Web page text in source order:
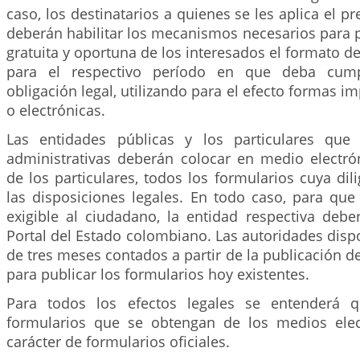
caso, los destinatarios a quienes se les aplica el
deberán habilitar los mecanismos necesarios para
gratuita y oportuna de los interesados el formato
para el respectivo período en que deba
obligación legal, utilizando para el efecto formas
o electrónicas.
Las entidades públicas y los particulares que
administrativas deberán colocar en medio
de los particulares, todos los formularios cuya
las disposiciones legales. En todo caso, para
exigible al ciudadano, la entidad respectiva
Portal del Estado colombiano. Las autoridades
de tres meses contados a partir de la publicación
para publicar los formularios hoy existentes.
Para todos los efectos legales se entenderá
formularios que se obtengan de los medios
carácter de formularios oficiales.